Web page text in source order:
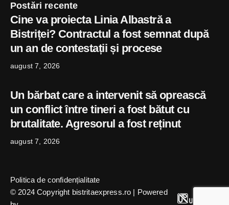
Postări recente
Cine va proiecta Linia Albastră a
Bistriței? Contractul a fost semnat după
un an de contestații și procese
august 7, 2026
Un bărbat care a intervenit să oprească
un conflict între tineri a fost bătut cu
brutalitate. Agresorul a fost reținut
august 7, 2026
© 2024 Copyright bistritaexpress.ro | Powered
Politica de confidențialitate